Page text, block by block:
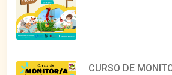
CURSO DE